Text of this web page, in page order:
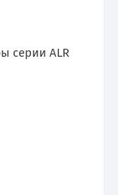
серии ALR